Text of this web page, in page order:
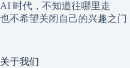
AI 时代，不知道往哪里走
也不希望关闭自己的兴趣之门
关于我们